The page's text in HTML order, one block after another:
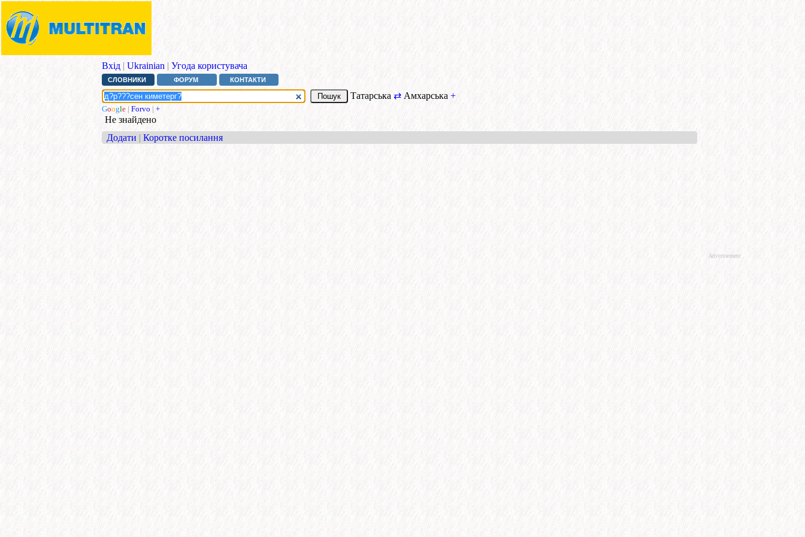
Вхід | Ukrainian | Угода користувача
СЛОВНИКИ ФОРУМ КОНТАКТИ
Татарська ⇄Амхарська+
Google | Forvo | +
Не знайдено
Додати | Коротке посилання
Advertisement